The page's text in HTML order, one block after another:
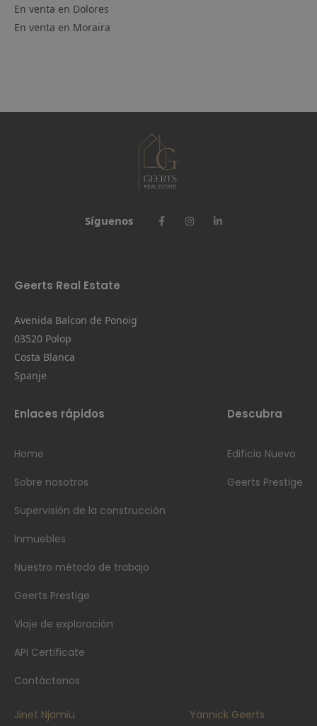
En venta en Dolores
En venta en Moraira
Síguenos
Geerts Real Estate
Avenida Balcon de Ponoig
03520 Polop
Costa Blanca
Spanje
Enlaces rápidos
Home
Sobre nosotros
Supervisión de la construcción
Inmuebles
Nuestro método de trabajo
Geerts Prestige
Viaje de exploración
API Certificate
Contáctenos
Descubra
Edificio Nuevo
Geerts Prestige
Jinet Njamiu Yannick Geerts